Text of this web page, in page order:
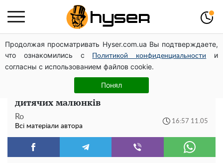
Продолжая просматривать Hyser.com.ua Вы подтверждаете,
что ознакомились с
Политикой конфиденциальности
и
согласны с использованием файлов cookie.
Понял
Олена Тополя злив відео – це далеко не все: фронтмен
"Антитіла" Тарас Тополя став наступним
Понад 5000 робіт про біль та надію: У
Києві презентували альманах найкращих
дитячих малюнків
Ro
Всі матеріали автора
16:57 11.05